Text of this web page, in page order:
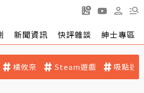
新聞資訊 快評雜談 紳士專區
橘攸奈 Steam遊戲 吸點迷